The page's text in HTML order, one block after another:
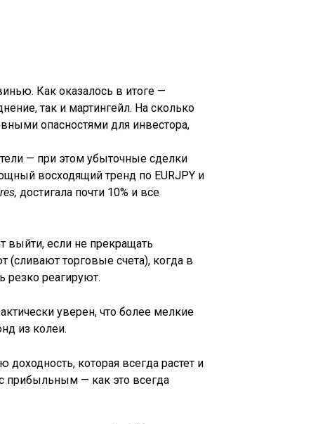
Как оказалось в итоге —
так и мартингейл. На сколько
опасностями для инвестора,
— при этом убыточные сделки
восходящий тренд по EURJPY и
достигала почти 10% и все
выйти, если не прекращать
(сливают торговые счета), когда в
резко реагируют.
уверен, что более мелкие
из колеи.
которая всегда растет и
прибыльным — как это всегда